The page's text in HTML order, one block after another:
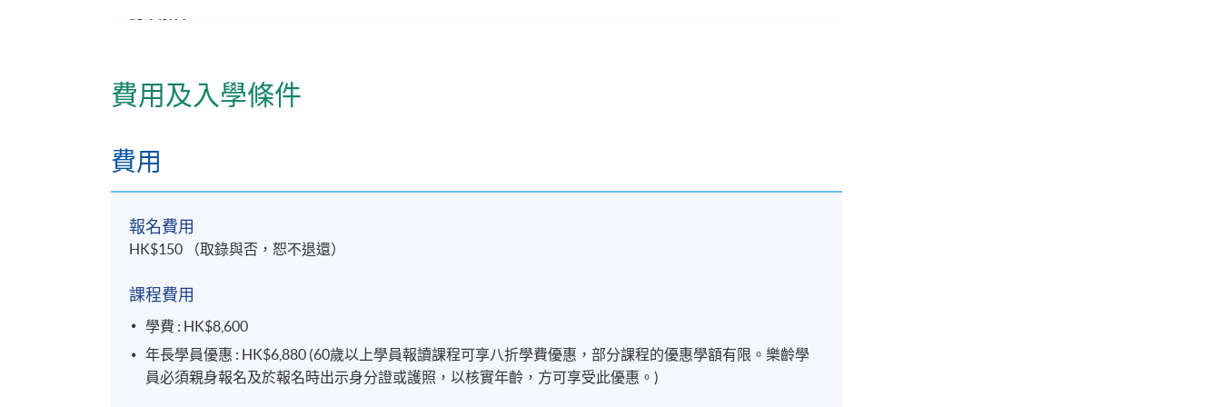
教學語言
證書頒發
學員順利完成課程可按香港大學體制，經香港大學專業進修學院獲准頒授應用營養學及營養補充劑基礎證書
報名代碼
日期 / 時間
地點
費用及入學條件
費用
報名費用
HK$150 （取錄與否，恕不退還）
課程費用
學費 : HK$8,600
年長學員優惠 : HK$6,880 (60歲以上學員報讀課程可享八折學費優惠，部分課程的優惠學額有限。樂齡學
員必須親身報名及於報名時出示身分證或護照，以核實年齡，方可享受此優惠。)